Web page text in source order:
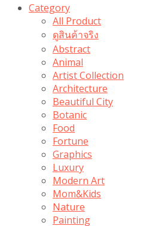
Category
All Product
ดูสินค้าจริง
Abstract
Animal
Artist Collection
Architecture
Beautiful City
Botanic
Food
Fortune
Graphics
Luxury
Modern Art
Mom&Kids
Nature
Painting